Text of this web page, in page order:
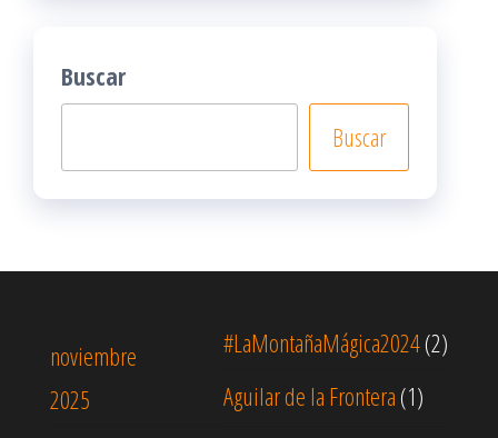
Buscar
Buscar
#LaMontañaMágica2024(2)
Aguilar de la Frontera (1)
noviembre
2025